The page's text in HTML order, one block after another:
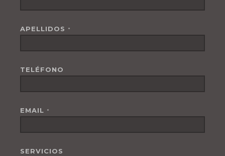
APELLIDOS *
TELÉFONO
EMAIL *
SERVICIOS